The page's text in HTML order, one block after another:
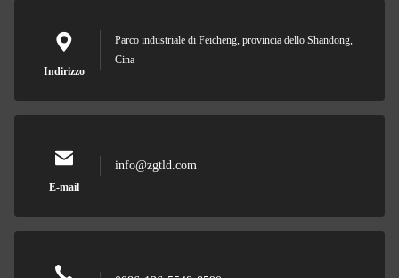
Indirizzo
Parco industriale di Feicheng, provincia dello Shandong,
Cina
E-mail
info@zgtld.com